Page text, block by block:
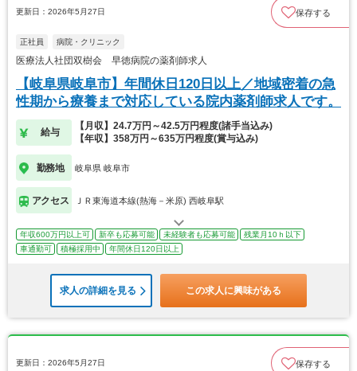
更新日：2026年5月27日 保存する
正社員 病院・クリニック
医療法人社団双樹会 早徳病院の薬剤師求人
【岐阜県岐阜市】年間休日120日以上／地域密着の急
性期から療養まで対応している院内薬剤師求人です。
給与
【月収】24.7万円～42.5万円程度(諸手当込み)
【年収】358万円～635万円程度(賞与込み)
勤務地 岐阜県 岐阜市
アクセス ＪＲ東海道本線(熱海－米原) 西岐阜駅
年収600万円以上可 新卒も応募可能 未経験者も応募可能
残業月10ｈ以下
車通勤可
積極採用中 年間休日120日以上
求人の詳細を見る この求人に興味がある
更新日：2026年5月27日 保存する